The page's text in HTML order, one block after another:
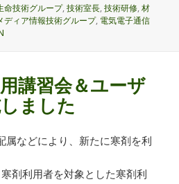
命技術グループ,技術室長,技術研修,材
ディア情報技術グループ, 電気電子通信
講習会＆ユーザ
ました
属などにより、新たに寒剤を利
剤利用者を対象とした寒剤利